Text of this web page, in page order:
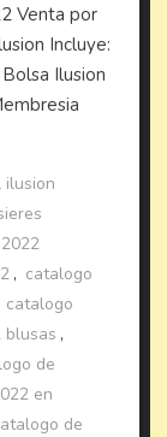
Venta por
Incluye:
Ilusion
ilusion
, catalogo
catalogo
blusas ,
de
en
de